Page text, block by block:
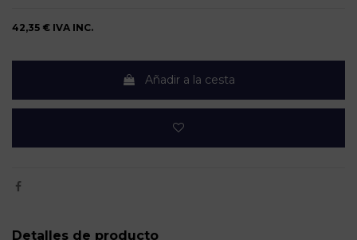
42,35 € IVA INC.
Añadir a la cesta
Detalles de producto